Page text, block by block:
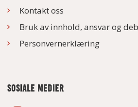
Kontakt oss
Bruk av innhold, ansvar og
Personvernerklæring
SOSIALE MEDIER